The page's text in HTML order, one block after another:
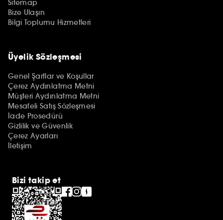
Sitemap
Bize Ulaşın
Bilgi Toplumu Hizmetleri
Üyelik Sözleşmesi
Genel Şartlar ve Koşullar
Çerez Aydınlatma Metni
Müşteri Aydınlatma Metni
Mesafeli Satış Sözleşmesi
İade Prosedürü
Gizlilik ve Güvenlik
Çerez Ayarları
İletişim
Bizi takip et